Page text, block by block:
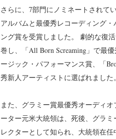
さらに、7部門にノミネートされて
アルバムと最優秀レコーディング
ング賞を受賞しました。 劇的な復
巻し、「All Born Screaming」で最
ージック・パフォーマンス賞、「
秀新人アーティストに選ばれました。
また、グラミー賞最優秀オーディ
ーター元米大統領は、死後、グラ
レクターとして知られ、大統領在